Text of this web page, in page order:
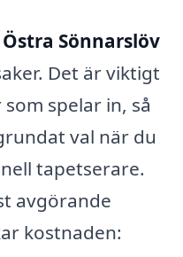
Sönnarslöv
Det är viktigt
spelar in, så
val när du
tapetserare.
avgörande
kostnaden: